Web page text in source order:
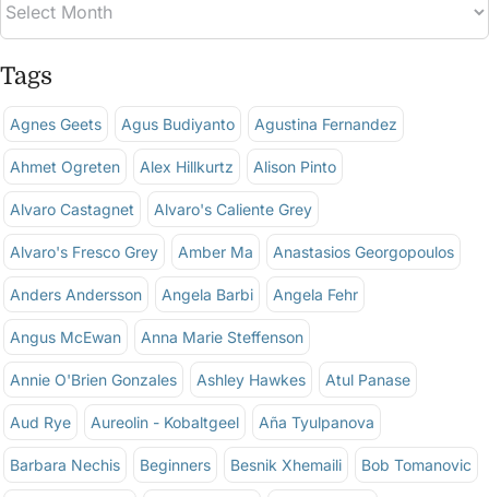
Tags
Agnes Geets Agus Budiyanto Agustina Fernandez
Ahmet Ogreten Alex Hillkurtz Alison Pinto
Alvaro Castagnet Alvaro's Caliente Grey
Alvaro's Fresco Grey Amber Ma Anastasios Georgopoulos
Anders Andersson Angela Barbi Angela Fehr
Angus McEwan Anna Marie Steffenson
Annie O'Brien Gonzales Ashley Hawkes Atul Panase
Aud Rye Aureolin - Kobaltgeel Aña Tyulpanova
Barbara Nechis Beginners Besnik Xhemaili Bob Tomanovic